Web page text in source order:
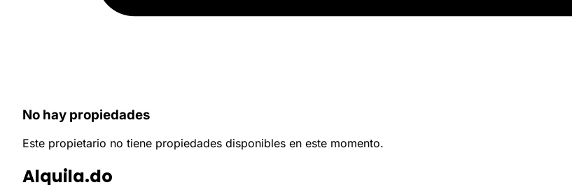
No hay propiedades
Este propietario no tiene propiedades disponibles en este momento.
Alquila.do